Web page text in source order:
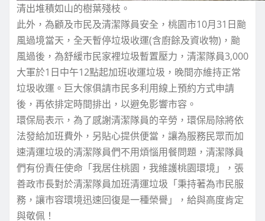
清出堆積如山的樹葉殘枝。
此外，為顧及市民及清潔隊員安全，桃園市10月31日颱
風過境當天，全天暫停垃圾收運(含廚餘及資收物)，颱
風過後，為舒緩市民家裡垃圾暫置壓力，清潔隊員3,000
大軍於1日中午12點起加班收運垃圾，晚間亦維持正常
垃圾收運。巨大傢俱請市民多利用線上預約方式申請
後，再依排定時間排出，以避免影響市容。
環保局表示，為了感謝清潔隊員的辛勞，環保局除將依
法發給加班費外，另貼心提供便當，讓為服務民眾而加
速清運垃圾的清潔隊員們不用煩惱用餐問題，清潔隊員
們有份責任使命「我居住桃園，我維護桃園環境」，張
善政市長對於清潔隊員加班清運垃圾「秉持著為市民服
務，讓市容環境迅速回復是一種榮譽」，給與高度肯定
與敬佩！